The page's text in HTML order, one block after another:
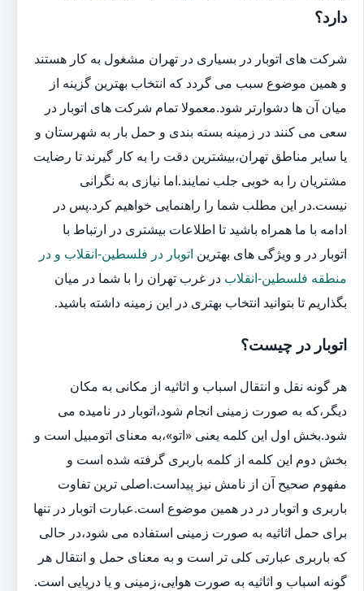
دارد؟
شرکت های اتوبار در بسیاری در تهران مشغول به کار هستند
و همین موضوع سبب می گردد که انتخاب بهترین گزینه از
میان آن ها دشوارتر شود.معمولا تمام شرکت های اتوبار در
سعی می کنند در زمینه بسته بندی و حمل بار به شهرستان و
یا سایر مناطق تهران،بیشترین دقت را به کار گیرند تا رضایت
مشتریان را به خوبی جلب نمایند.اما نیازی به نگرانی
نیست.در این مطلب شما را راهنمایی خواهیم کرد.پس در
ادامه با ما همراه باشید تا اطلاعات بیشتری در ارتباط با
اتوبار در و ویژگی های بهترین اتوبار در فلسطین-انقلاب و در
منطقه فلسطین-انقلاب در غرب تهران را با شما در میان
بگذاریم تا بتوانید انتخاب بهتری در این زمینه داشته باشید.
اتوبار در چیست؟
هر گونه نقل و انتقال اسباب و اثاثیه از مکانی به مکان
دیگر،که به صورت زمینی انجام شود،اتوبار در نامیده می
شود.بخش اول این کلمه یعنی «اتو»،به معنای اتومبیل است و
بخش دوم این کلمه از کلمه باربری گرفته شده است و
مفهوم صحیح آن از نامش نیز پیداست.اصلی ترین تفاوت
باربری و اتوبار در در همین موضوع است.عبارت اتوبار در تنها
برای حمل اثاثیه به صورت زمینی استفاده می شود،در حالی
که باربری عبارتی کلی تر است و به معنای حمل و انتقال هر
گونه اسباب و اثاثیه به صورت هوایی،زمینی و یا دریایی است.